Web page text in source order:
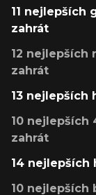
11 nejlepších
zahrát
12 nejlepších
zahrát
13 nejlepších
10 nejlepších
zahrát
14 nejlepších
10 nejlepších